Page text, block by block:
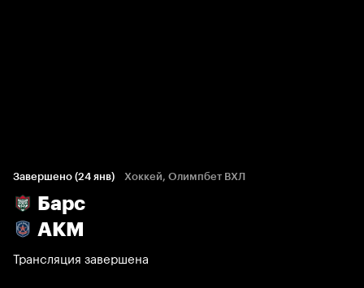
Завершено (24 янв) Хоккей, Олимпбет ВХЛ
Барс
АКМ
Трансляция завершена
82%